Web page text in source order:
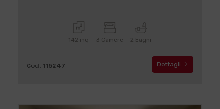
142 mq 3 Camere 2 Bagni
Cod. 115247 Dettagli